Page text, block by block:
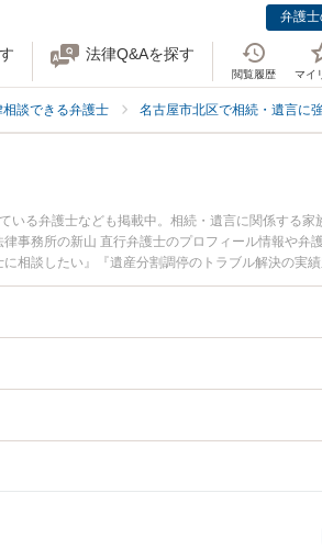
弁護
法律Q&Aを探す
閲覧履歴 マイ
談できる弁護士 名古屋市北区で相続・遺言に
る弁護士なども掲載中。相続・遺言に関係する家
事務所の新山 直行弁護士のプロフィール情報や弁
相談したい』『遺産分割調停のトラブル解決の実
』などでお困りの相談者さんにおすすめです。